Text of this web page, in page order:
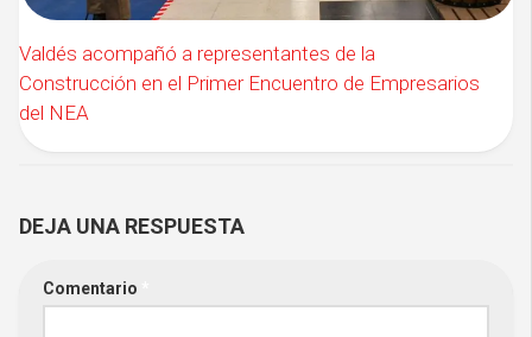
Valdés acompañó a representantes de la
Construcción en el Primer Encuentro de Empresarios
del NEA
DEJA UNA RESPUESTA
Comentario